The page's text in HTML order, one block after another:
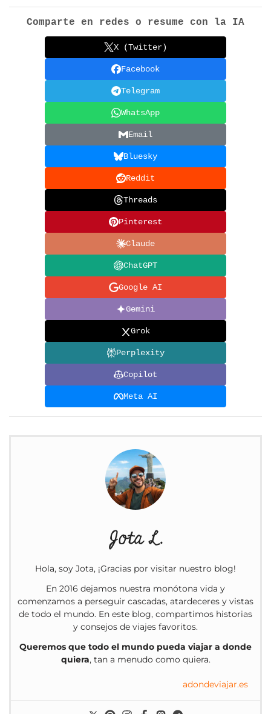
Comparte en redes o resume con la IA
X (Twitter)
Facebook
Telegram
WhatsApp
Email
Bluesky
Reddit
Threads
Pinterest
Claude
ChatGPT
Google AI
Gemini
Grok
Perplexity
Copilot
Meta AI
Jota L.
Hola, soy Jota, ¡Gracias por visitar nuestro blog!
En 2016 dejamos nuestra monótona vida y
comenzamos a perseguir cascadas, atardeceres y vistas
de todo el mundo. En este blog, compartimos historias
y consejos de viajes favoritos.
Queremos que todo el mundo pueda viajar a donde
quiera, tan a menudo como quiera.
adondeviajar.es